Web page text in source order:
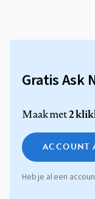
Gratis Ask
Maak met2
ACCOUNT
Heb je al een